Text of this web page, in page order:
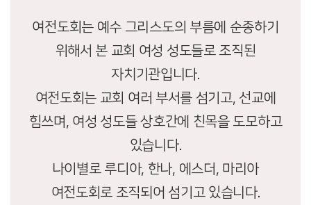
여전도회는 예수 그리스도의 부름에 순종하기
위해서 본 교회 여성 성도들로 조직된
자치기관입니다.
여전도회는 교회 여러 부서를 섬기고, 선교에
힘쓰며, 여성 성도들 상호간에 친목을 도모하고
있습니다.
나이별로 루디아, 한나, 에스더, 마리아
여전도회로 조직되어 섬기고 있습니다.